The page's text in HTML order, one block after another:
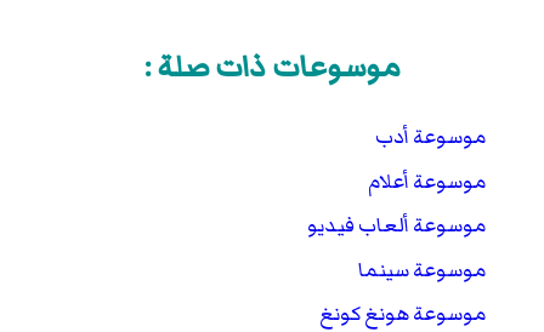
موسوعات ذات صلة :
موسوعة أدب
موسوعة أعلام
موسوعة ألعاب فيديو
موسوعة سينما
موسوعة هونغ كونغ